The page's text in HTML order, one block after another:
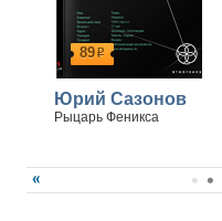
89р
Юрий Сазонов
Рыцарь Феникса